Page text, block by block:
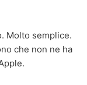
Molto semplice.
che non ne ha